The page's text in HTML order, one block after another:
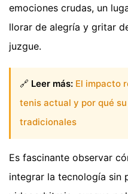
emociones crudas, un
llorar de alegría y gritar
juzgue.
🔗 Leer más: El impacto
tenis actual y por qué
tradicionales
Es fascinante observar
integrar la tecnología sin